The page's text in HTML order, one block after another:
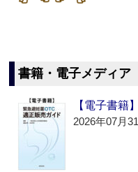
書籍・電子メディア
【電子書籍
2026年07月